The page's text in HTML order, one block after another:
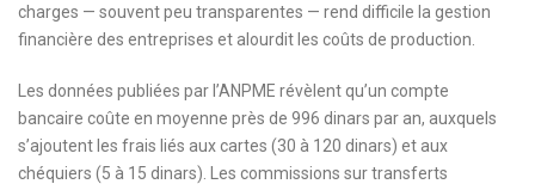
charges — souvent peu transparentes — rend difficile la gestion
financière des entreprises et alourdit les coûts de production.
Les données publiées par l’ANPME révèlent qu’un compte
bancaire coûte en moyenne près de 996 dinars par an, auxquels
s’ajoutent les frais liés aux cartes (30 à 120 dinars) et aux
chéquiers (5 à 15 dinars). Les commissions sur transferts